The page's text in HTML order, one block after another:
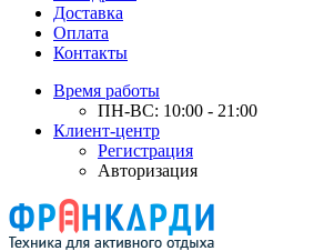
Доставка
Оплата
Контакты
Время работы
ПН-ВС: 10:00 - 21:00
Клиент-центр
Регистрация
Авторизация